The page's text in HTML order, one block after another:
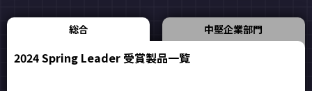
総合 中堅企業部門
2024 Spring Leader 受賞製品一覧